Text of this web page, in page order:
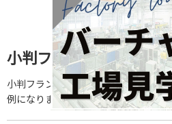
小判フランジ加工定位
小判フランジ加工定位置化による品質
例になります。ぜひご覧ください。